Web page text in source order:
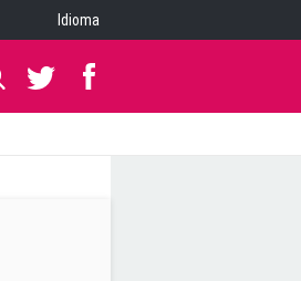
Idioma